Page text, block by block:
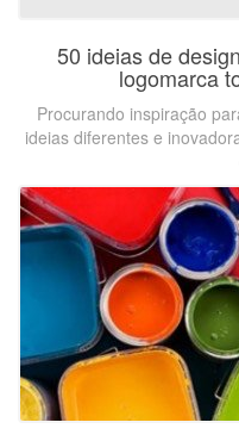
50 ideias de
logomarca
Procurando inspiração
ideias diferentes e